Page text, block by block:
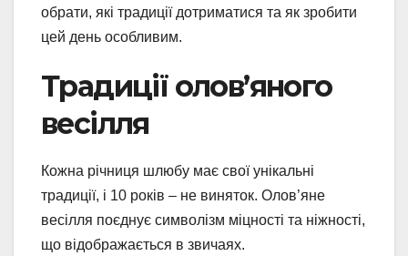
обрати, які традиції дотриматися та як зробити
цей день особливим.
Традиції олов’яного
весілля
Кожна річниця шлюбу має свої унікальні
традиції, і 10 років – не виняток. Олов’яне
весілля поєднує символізм міцності та ніжності,
що відображається в звичаях.